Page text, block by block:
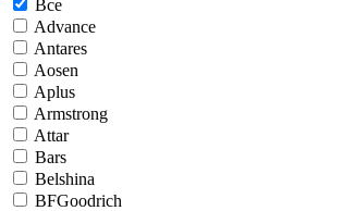
Все
Advance
Antares
Aosen
Aplus
Armstrong
Attar
Bars
Belshina
BFGoodrich